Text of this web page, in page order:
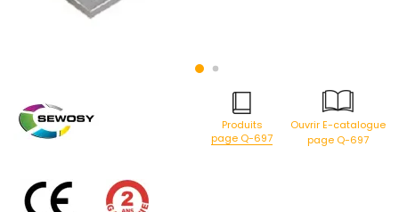
Produits
page Q-697
Ouvrir E-catalogue
page Q-697